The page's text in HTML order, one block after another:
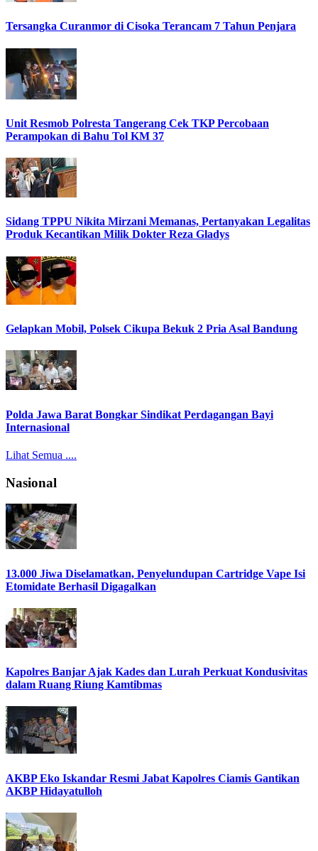
Tersangka Curanmor di Cisoka Terancam 7 Tahun Penjara
Unit Resmob Polresta Tangerang Cek TKP Percobaan
Perampokan di Bahu Tol KM 37
Sidang TPPU Nikita Mirzani Memanas, Pertanyakan Legalitas
Produk Kecantikan Milik Dokter Reza Gladys
Gelapkan Mobil, Polsek Cikupa Bekuk 2 Pria Asal Bandung
Polda Jawa Barat Bongkar Sindikat Perdagangan Bayi
Internasional
Lihat Semua ....
Nasional
13.000 Jiwa Diselamatkan, Penyelundupan Cartridge Vape Isi
Etomidate Berhasil Digagalkan
Kapolres Banjar Ajak Kades dan Lurah Perkuat Kondusivitas
dalam Ruang Riung Kamtibmas
AKBP Eko Iskandar Resmi Jabat Kapolres Ciamis Gantikan
AKBP Hidayatulloh